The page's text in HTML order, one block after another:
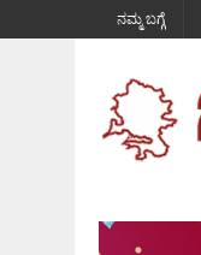
ನಮ್ಮ ಬಗ್ಗೆ